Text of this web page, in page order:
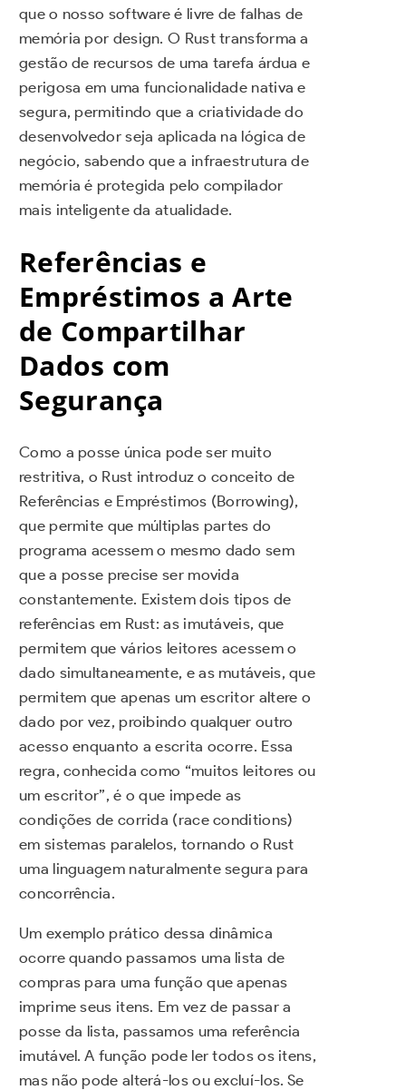
que o nosso software é livre de falhas de
memória por design. O Rust transforma a
gestão de recursos de uma tarefa árdua e
perigosa em uma funcionalidade nativa e
segura, permitindo que a criatividade do
desenvolvedor seja aplicada na lógica de
negócio, sabendo que a infraestrutura de
memória é protegida pelo compilador
mais inteligente da atualidade.
Referências e
Empréstimos a Arte
de Compartilhar
Dados com
Segurança
Como a posse única pode ser muito
restritiva, o Rust introduz o conceito de
Referências e Empréstimos (Borrowing),
que permite que múltiplas partes do
programa acessem o mesmo dado sem
que a posse precise ser movida
constantemente. Existem dois tipos de
referências em Rust: as imutáveis, que
permitem que vários leitores acessem o
dado simultaneamente, e as mutáveis, que
permitem que apenas um escritor altere o
dado por vez, proibindo qualquer outro
acesso enquanto a escrita ocorre. Essa
regra, conhecida como “muitos leitores ou
um escritor”, é o que impede as
condições de corrida (race conditions)
em sistemas paralelos, tornando o Rust
uma linguagem naturalmente segura para
concorrência.
Um exemplo prático dessa dinâmica
ocorre quando passamos uma lista de
compras para uma função que apenas
imprime seus itens. Em vez de passar a
posse da lista, passamos uma referência
imutável. A função pode ler todos os itens,
mas não pode alterá-los ou excluí-los. Se